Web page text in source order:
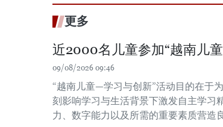
更多
近2000名儿童参加“越南儿
09/08/2026 09:46
“越南儿童—学习与创新”活动目的在于
刻影响学习与生活背景下激发自主学习
力、数字能力以及所需的重要素质营造